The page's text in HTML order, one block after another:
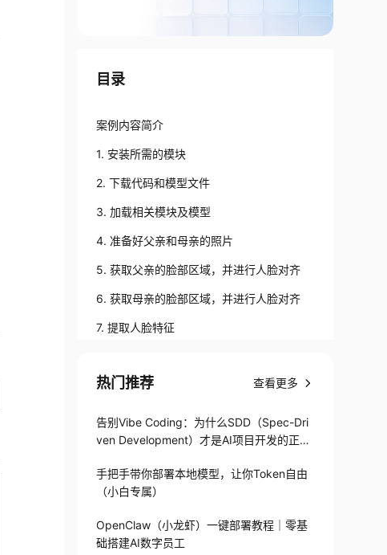
目录
案例内容简介
1. 安装所需的模块
2. 下载代码和模型文件
3. 加载相关模块及模型
4. 准备好父亲和母亲的照片
5. 获取父亲的脸部区域，并进行人脸对齐
6. 获取母亲的脸部区域，并进行人脸对齐
7. 提取人脸特征
9. 查看孩子各年龄段的容貌
10. 查看孩子不同性别的容貌
11. 更换父亲和母亲的照片
热门推荐 查看更多
告别Vibe Coding：为什么SDD（Spec-Dri
ven Development）才是AI项目开发的正确
手把手带你部署本地模型，让你Token自由
（小白专属）
OpenClaw（小龙虾）一键部署教程｜零基
础搭建AI数字员工